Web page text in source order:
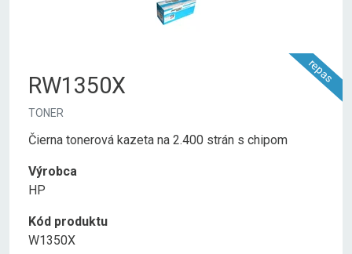
repas
RW1350X
TONER
Čierna tonerová kazeta na 2.400 strán s chipom
Výrobca
HP
Kód produktu
W1350X